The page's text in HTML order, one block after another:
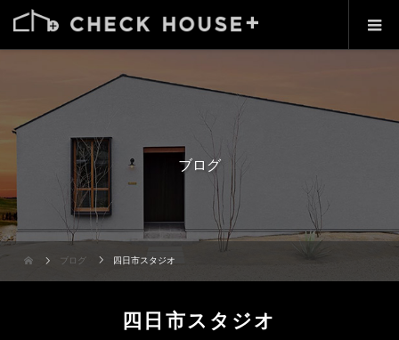
ブログ
ブログ 四日市スタジオ
四日市スタジオ